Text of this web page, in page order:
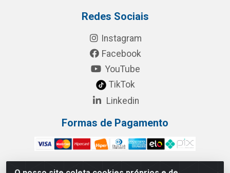
Redes Sociais
Instagram
Facebook
YouTube
TikTok
Linkedin
Formas de Pagamento